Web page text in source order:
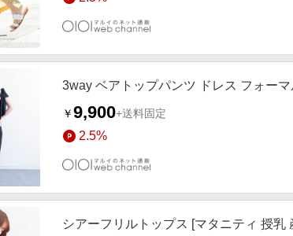
3way ベアトップパンツ ドレス フォー
￥9,900+送料固定
2.5%
シアーフリルトップス [マタニティ 授乳